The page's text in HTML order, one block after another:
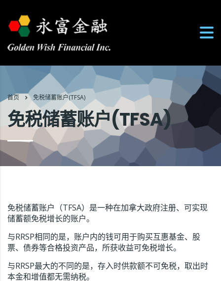
首页 免税储蓄账户(TFSA)
免税储蓄账户(TFSA)
免税储蓄账户（TFSA）是一种在加拿大政府注册、可实现
储蓄额免税增长的账户。
与RRSP相同的是，账户内的钱可用于购买互惠基金、股
票、债券等合格投资产品，所获收益可免税增长。
与RRSP最大的不同的是，存入时供款额不可免税，取出时
本金和增值都无需纳税。